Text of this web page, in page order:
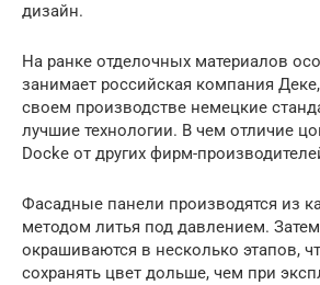
дизайн.
На ранке отделочных материалов
занимает российская компания
своем производстве немецкие
лучшие технологии. В чем отличие
Docke от других фирм-
Фасадные панели производятся из
методом литья под давлением.
окрашиваются в несколько этапов,
сохранять цвет дольше, чем при